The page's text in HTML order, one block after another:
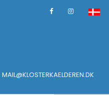
MAIL@KLOSTERKAELDEREN.DK